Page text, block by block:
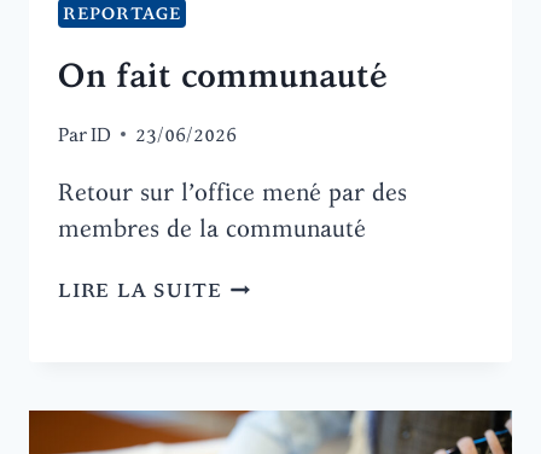
REPORTAGE
On fait communauté
ParID 23/06/2026
Retour sur l’office mené par des
membres de la communauté
LIRE LA SUITE ON